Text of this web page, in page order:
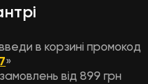
в корзині промокод
»
від 899 грн